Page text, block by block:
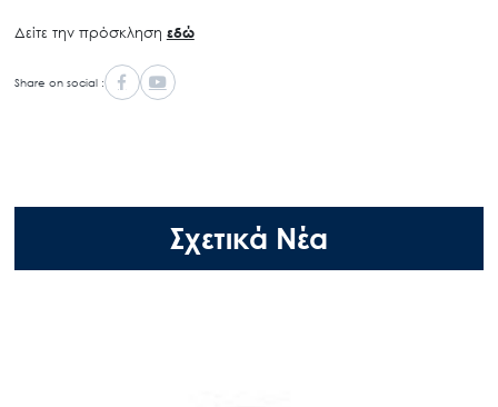
Δείτε την πρόσκληση εδώ
Share on social :
Σχετικά Νέα